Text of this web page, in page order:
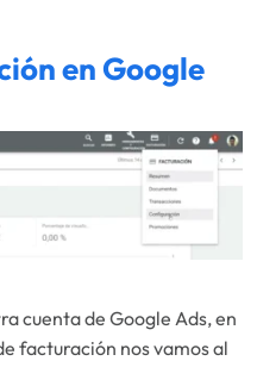
en Google
cuenta de Google Ads, en
facturación nos vamos al